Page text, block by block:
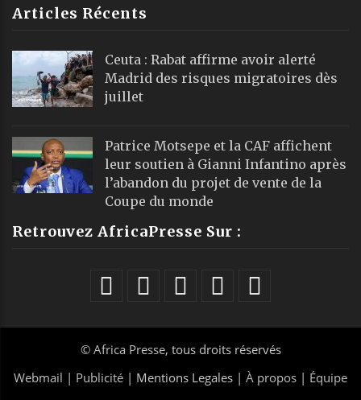
Articles Récents
Ceuta : Rabat affirme avoir alerté
Madrid des risques migratoires dès
juillet
Patrice Motsepe et la CAF affichent
leur soutien à Gianni Infantino après
l’abandon du projet de vente de la
Coupe du monde
Retrouvez AfricaPresse Sur :
© Africa Presse, tous droits réservés
Webmail | Publicité | Mentions Legales | À propos | Équipe